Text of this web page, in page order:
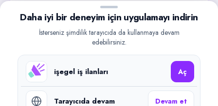
Güncel iş ilanlarını takip edin, işverenlerle hızlıca
iletişime geçin.
Google Play
©2026işegel.net. Tüm hakları saklıdır.
Daha iyi bir deneyim için uygulamayı indirin
İsterseniz şimdilik tarayıcıda da kullanmaya devam
edebilirsiniz.
işegel iş ilanları Aç
Tarayıcıda devam Devam et